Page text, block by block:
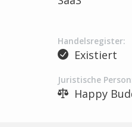
Handelsregister:
Existiert
Juristische
Happy